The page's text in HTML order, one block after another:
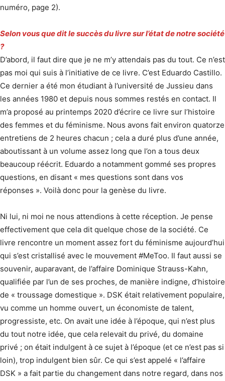
numéro, page 2).
Selon vous que dit le succès du livre sur l’état de notre société
?
D’abord, il faut dire que je ne m’y attendais pas du tout. Ce n’est
pas moi qui suis à l’initiative de ce livre. C’est Eduardo Castillo.
Ce dernier a été mon étudiant à l’université de Jussieu dans
les années 1980 et depuis nous sommes restés en contact. Il
m’a proposé au printemps 2020 d’écrire ce livre sur l’histoire
des femmes et du féminisme. Nous avons fait environ quatorze
entretiens de 2 heures chacun ; cela a duré plus d’une année,
aboutissant à un volume assez long que l’on a tous deux
beaucoup réécrit. Eduardo a notamment gommé ses propres
questions, en disant « mes questions sont dans vos
réponses ». Voilà donc pour la genèse du livre.
Ni lui, ni moi ne nous attendions à cette réception. Je pense
effectivement que cela dit quelque chose de la société. Ce
livre rencontre un moment assez fort du féminisme aujourd’hui
qui s’est cristallisé avec le mouvement #MeToo. Il faut aussi se
souvenir, auparavant, de l’affaire Dominique Strauss-Kahn,
qualifiée par l’un de ses proches, de manière indigne, d’histoire
de « troussage domestique ». DSK était relativement populaire,
vu comme un homme ouvert, un économiste de talent,
progressiste, etc. On avait une idée à l’époque, qui n’est plus
du tout notre idée, que cela relevait du privé, du domaine
privé ; on était indulgent à ce sujet à l’époque (et ce n’est pas si
loin), trop indulgent bien sûr. Ce qui s’est appelé « l’affaire
DSK » a fait partie du changement dans notre regard, dans nos